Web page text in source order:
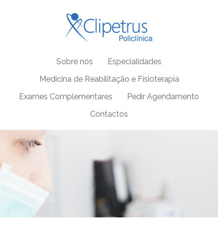
Sobre nós
Especialidades
Medicina de Reabilitação e Fisioterapia
Exames Complementares
Pedir Agendamento
Contactos